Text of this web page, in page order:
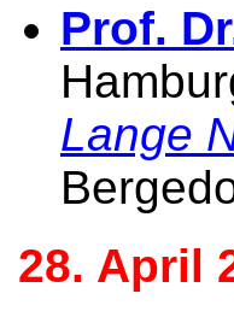
Prof.
Lange
28. April